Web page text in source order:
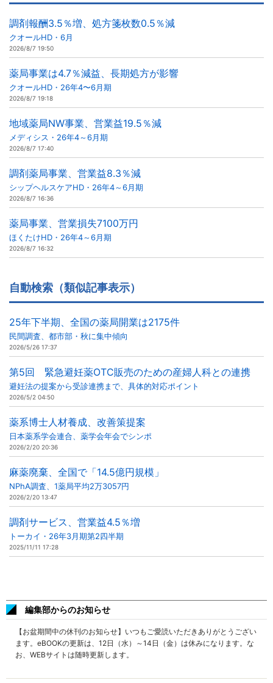
調剤報酬3.5％増、処方箋枚数0.5％減
クオールHD・6月
2026/8/7 19:50
薬局事業は4.7％減益、長期処方が影響
クオールHD・26年4〜6月期
2026/8/7 19:18
地域薬局NW事業、営業益19.5％減
メディシス・26年4～6月期
2026/8/7 17:40
調剤薬局事業、営業益8.3％減
シップヘルスケアHD・26年4～6月期
2026/8/7 16:36
薬局事業、営業損失7100万円
ほくたけHD・26年4～6月期
2026/8/7 16:32
自動検索（類似記事表示）
25年下半期、全国の薬局開業は2175件
民間調査、都市部・秋に集中傾向
2026/5/26 17:37
第5回 緊急避妊薬OTC販売のための産婦人科との連携
避妊法の提案から受診連携まで、具体的対応ポイント
2026/5/2 04:50
薬系博士人材養成、改善策提案
日本薬系学会連合、薬学会年会でシンポ
2026/2/20 20:36
麻薬廃棄、全国で「14.5億円規模」
NPhA調査、1薬局平均2万3057円
2026/2/20 13:47
調剤サービス、営業益4.5％増
トーカイ・26年3月期第2四半期
2025/11/11 17:28
編集部からのお知らせ
【お盆期間中の休刊のお知らせ】いつもご愛読いただきありがとうござい
ます。eBOOKの更新は、12日（水）～14日（金）は休みになります。な
お、WEBサイトは随時更新します。